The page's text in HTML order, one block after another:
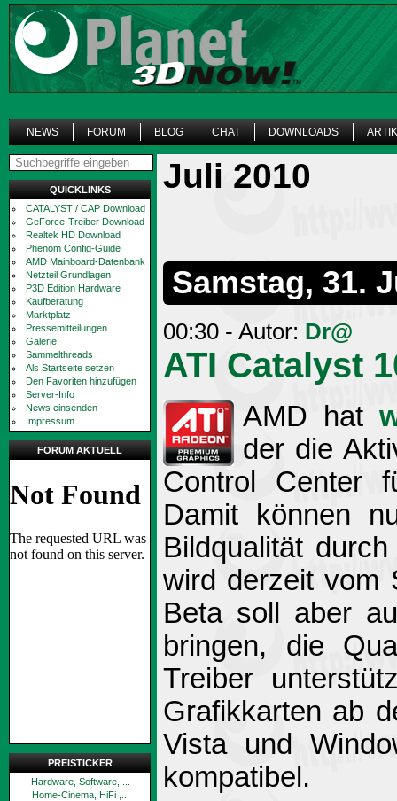
NEWS FORUM BLOG CHAT DOWNLOADS
QUICKLINKS
CATALYST / CAP Download
GeForce-Treiber Download
Realtek HD Download
Phenom Config-Guide
AMD Mainboard-Datenbank
Netzteil Grundlagen
P3D Edition Hardware
Kaufberatung
Marktplatz
Pressemitteilungen
Galerie
Sammelthreads
Als Startseite setzen
Den Favoriten hinzufügen
Server-Info
News einsenden
Impressum
FORUM AKTUELL
PREISTICKER
Hardware, Software, ...
Home-Cinema, HiFi ,...
Juli 2010
Samstag, 31.
00:30 - Autor: Dr@
ATI Catalyst
AMD hat
der die
Control Center
Damit können
Bildqualität
wird derzeit vom
Beta soll aber
bringen, die
Treiber
Grafikkarten ab
Vista und
kompatibel.